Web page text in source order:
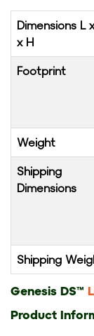
Dimensions L
x H
Footprint
Weight
Shipping
Dimensions
Shipping
Genesis DS™
Product